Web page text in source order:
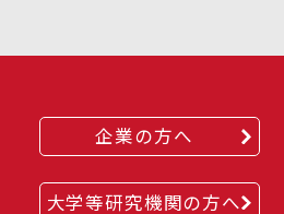
企業の方へ
大学等研究機関の方へ